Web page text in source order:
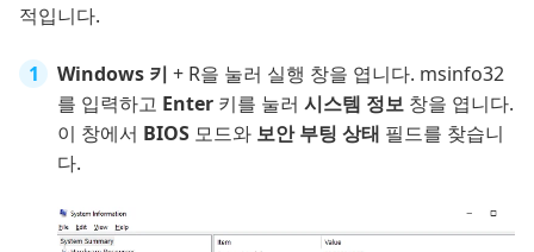
적입니다.
Windows 키 + R을 눌러 실행 창을 엽니다. msinfo32
를 입력하고 Enter 키를 눌러 시스템 정보 창을 엽니다.
이 창에서 BIOS 모드와 보안 부팅 상태 필드를 찾습니
다.